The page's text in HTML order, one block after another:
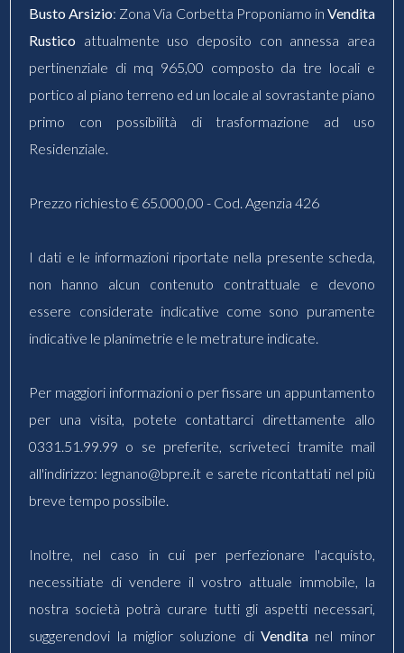
Busto Arsizio: Zona Via Corbetta Proponiamo in Vendita
Rustico attualmente uso deposito con annessa area
pertinenziale di mq 965,00 composto da tre locali e
portico al piano terreno ed un locale al sovrastante piano
primo con possibilità di trasformazione ad uso
Residenziale.
Prezzo richiesto € 65.000,00 - Cod. Agenzia 426
I dati e le informazioni riportate nella presente scheda,
non hanno alcun contenuto contrattuale e devono
essere considerate indicative come sono puramente
indicative le planimetrie e le metrature indicate.
Per maggiori informazioni o per fissare un appuntamento
per una visita, potete contattarci direttamente allo
0331.51.99.99 o se preferite, scriveteci tramite mail
all'indirizzo: legnano@bpre.it e sarete ricontattati nel più
breve tempo possibile.
Inoltre, nel caso in cui per perfezionare l'acquisto,
necessitiate di vendere il vostro attuale immobile, la
nostra società potrà curare tutti gli aspetti necessari,
suggerendovi la miglior soluzione diVendita nel minor